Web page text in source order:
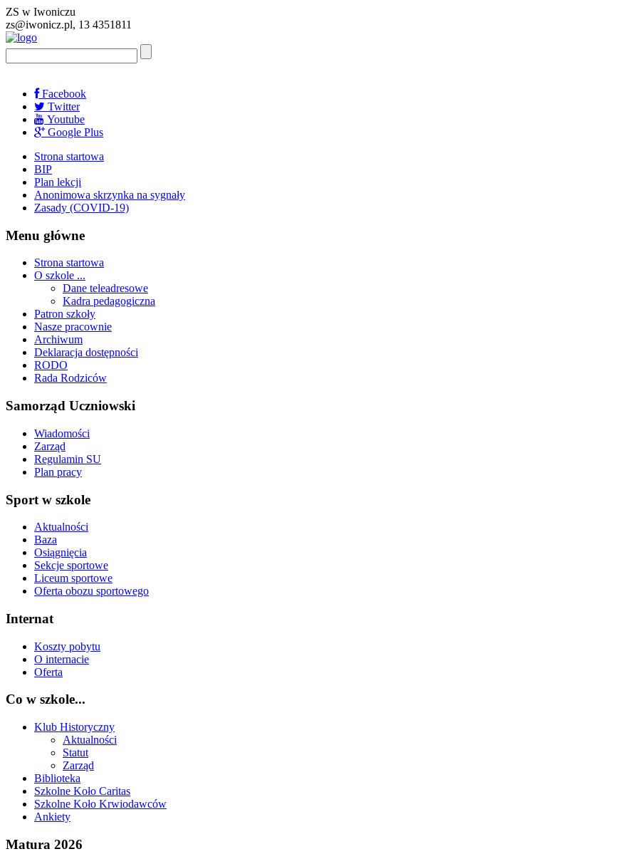
ZS w Iwoniczu
zs@iwonicz.pl, 13 4351811
Facebook
Twitter
Youtube
Google Plus
Strona startowa
BIP
Plan lekcji
Anonimowa skrzynka na sygnały
Zasady (COVID-19)
Menu główne
Strona startowa
O szkole ...
Dane teleadresowe
Kadra pedagogiczna
Patron szkoły
Nasze pracownie
Archiwum
Deklaracja dostępności
RODO
Rada Rodziców
Samorząd Uczniowski
Wiadomości
Zarząd
Regulamin SU
Plan pracy
Sport w szkole
Aktualności
Baza
Osiągnięcia
Sekcje sportowe
Liceum sportowe
Oferta obozu sportowego
Internat
Koszty pobytu
O internacie
Oferta
Co w szkole...
Klub Historyczny
Aktualności
Statut
Zarząd
Biblioteka
Szkolne Koło Caritas
Szkolne Koło Krwiodawców
Ankiety
Matura 2026